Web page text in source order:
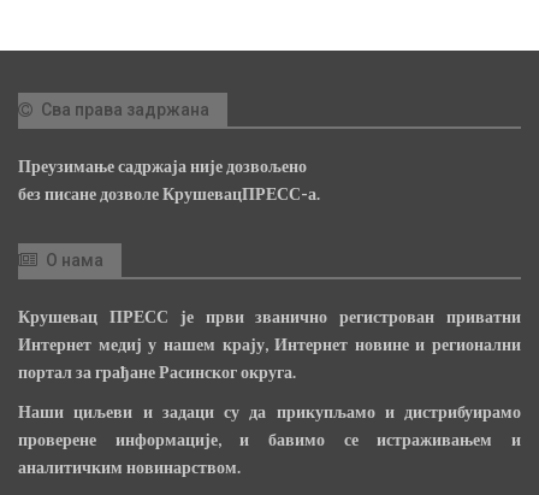
Сва права задржана
Преузимање садржаја није дозвољено
без писане дозволе КрушевацПРЕСС-а.
О нама
Крушевац ПРЕСС је први званично регистрован приватни
Интернет медиј у нашем крају, Интернет новине и регионални
портал за грађане Расинског округа.
Наши циљеви и задаци су да прикупљамо и дистрибуирамо
проверене информације, и бавимо се истраживањем и
аналитичким новинарством.